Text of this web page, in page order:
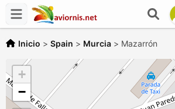
Inicio > Spain > Murcia > Mazarrón
+
−